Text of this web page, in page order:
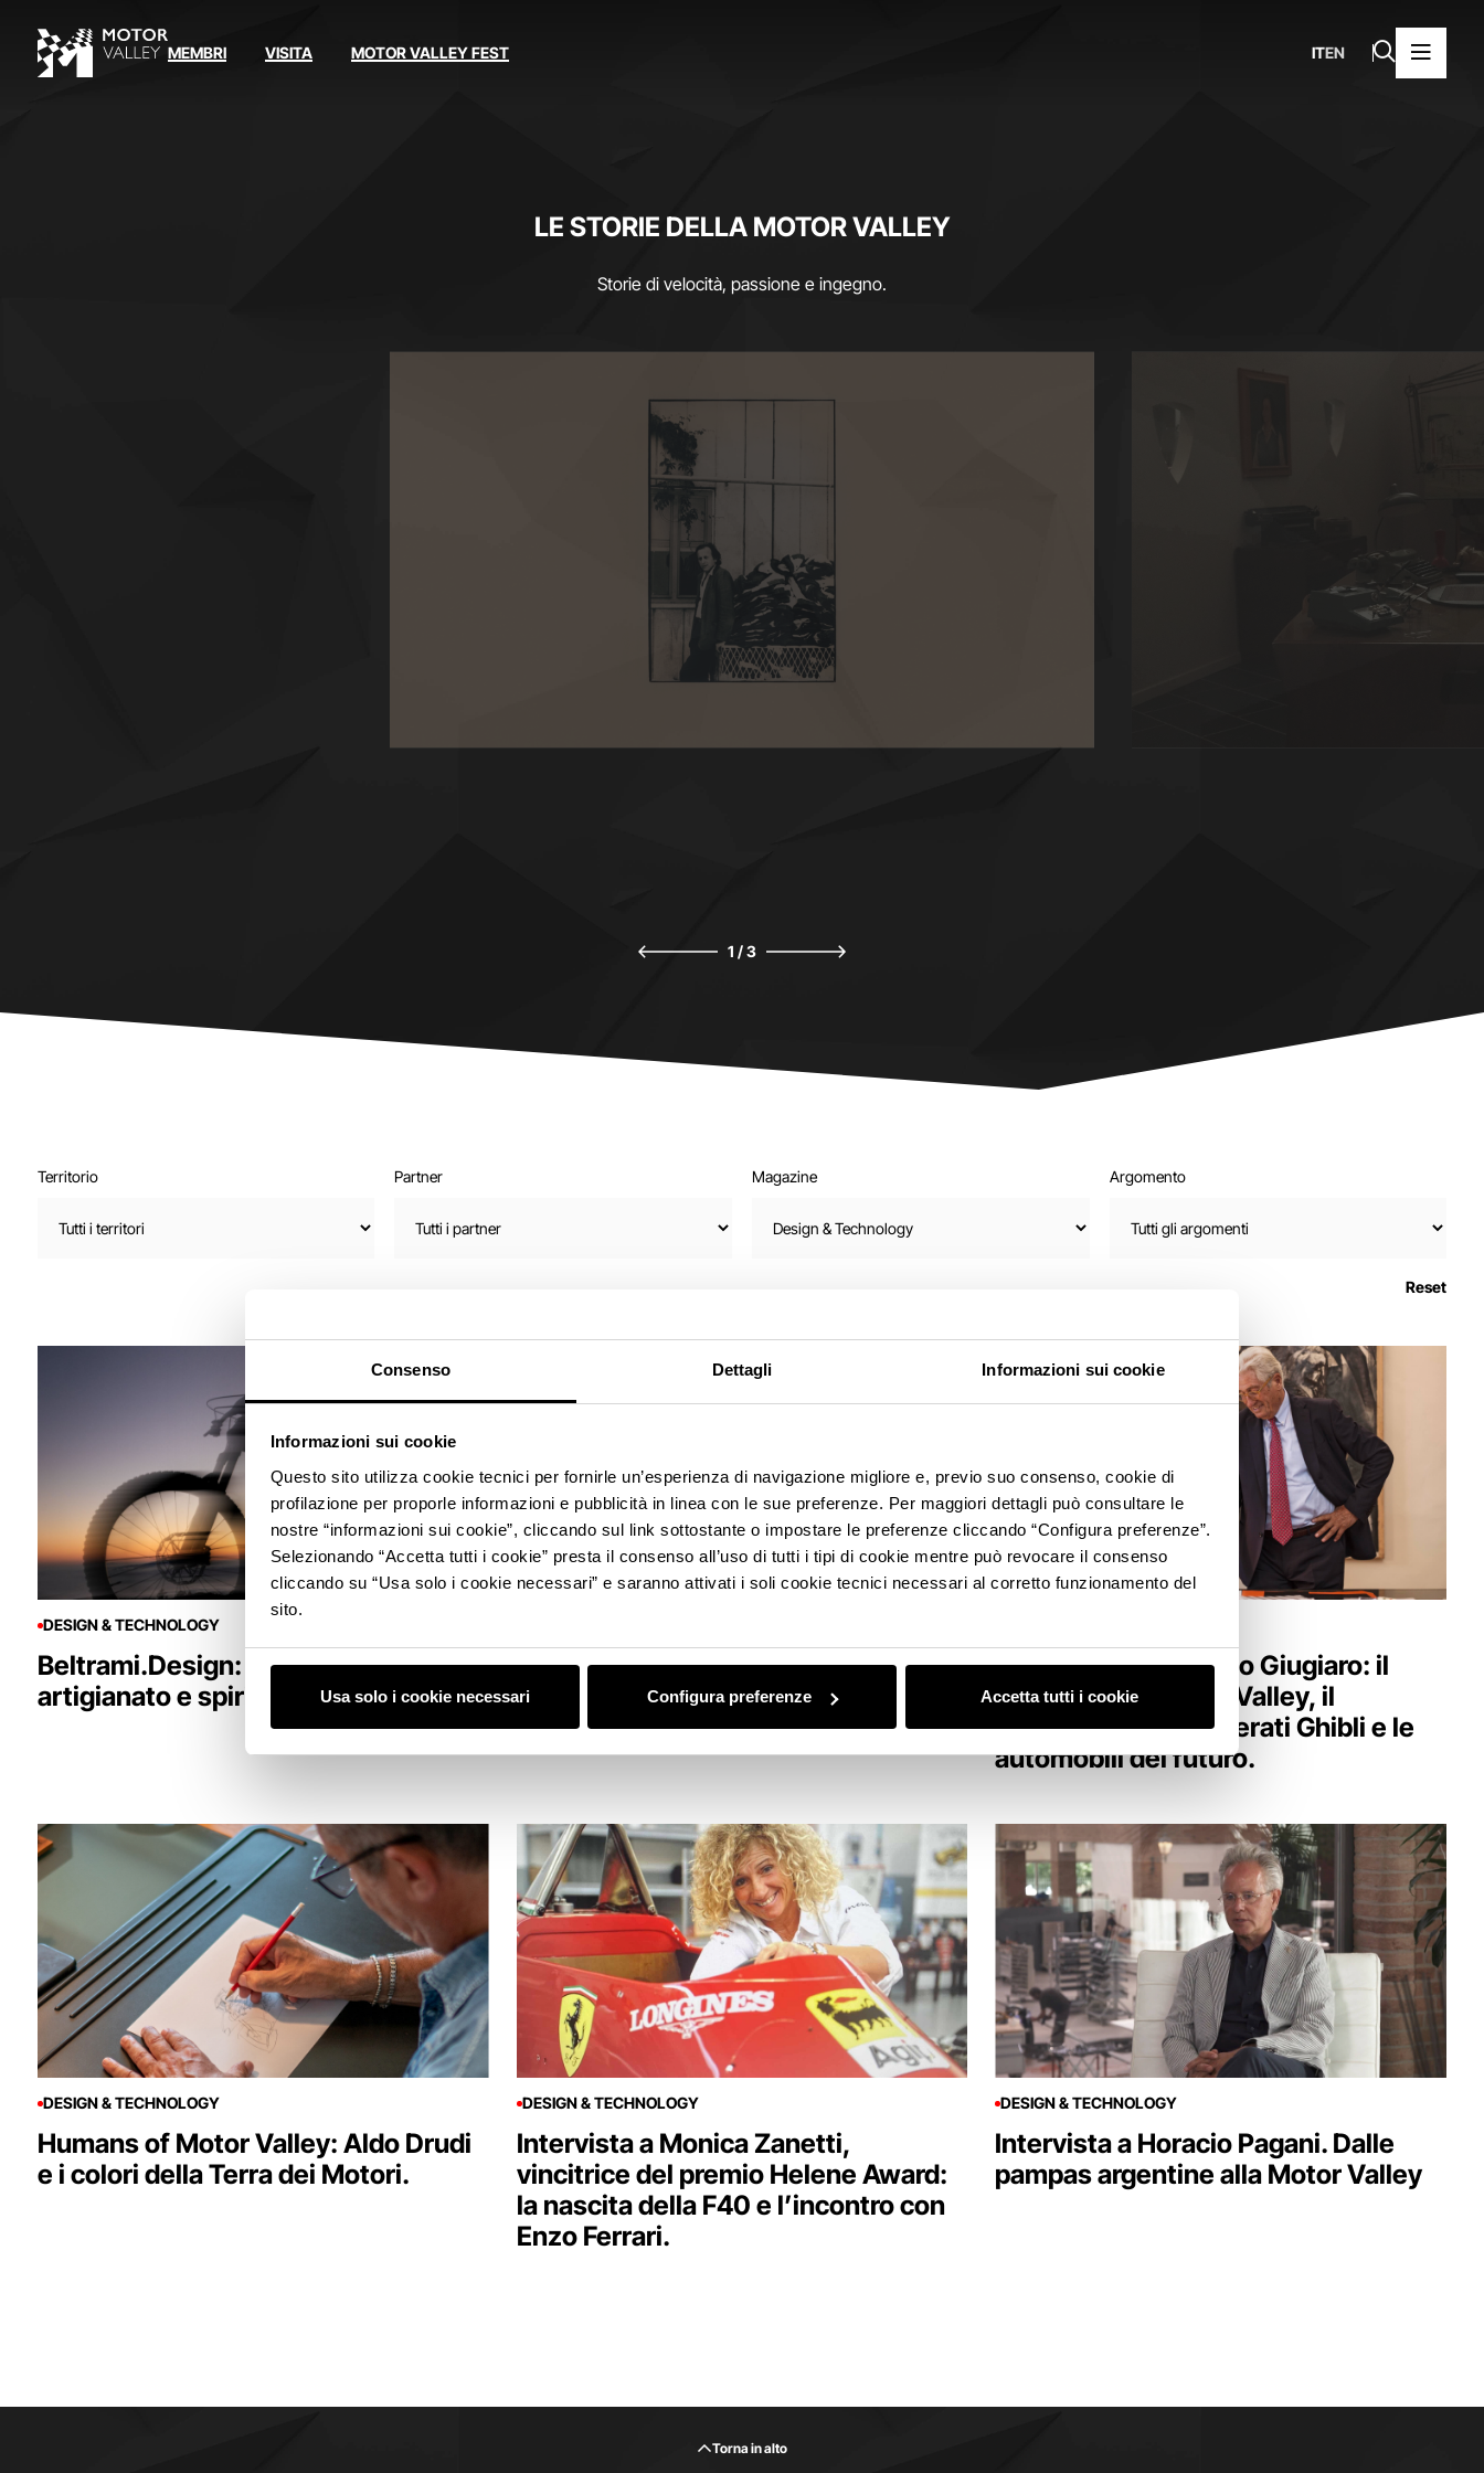
Consenso Dettagli Informazioni sui cookie
Informazioni sui cookie
Questo sito utilizza cookie tecnici per fornirle un’esperienza di navigazione migliore e, previo suo consenso, cookie di
profilazione per proporle informazioni e pubblicità in linea con le sue preferenze. Per maggiori dettagli può consultare le
nostre “informazioni sui cookie”, cliccando sul link sottostante o impostare le preferenze cliccando “Configura preferenze”.
Selezionando “Accetta tutti i cookie” presta il consenso all’uso di tutti i tipi di cookie mentre può revocare il consenso
cliccando su “Usa solo i cookie necessari” e saranno attivati i soli cookie tecnici necessari al corretto funzionamento del
sito.
Usa solo i cookie necessari Configura preferenze Accetta tutti i cookie
MEMBRI VISITA MOTOR VALLEY FEST ITEN
LE STORIE DELLA MOTOR VALLEY
Storie di velocità, passione e ingegno.
1 /3
Territorio Partner Magazine Argomento
Reset
DESIGN & TECHNOLOGY
Beltrami.Design: innovazione,
artigianato e spirito Motor Valley
UniBo Motorsport: intervista agli
studenti della Squadra Corse
dell’Università di Bologna
Intervista a Giorgetto Giugiaro: il
fascino della Motor Valley, il
successo della Maserati Ghibli e le
automobili del futuro.
DESIGN & TECHNOLOGY
Humans of Motor Valley: Aldo Drudi
e i colori della Terra dei Motori.
DESIGN & TECHNOLOGY
Intervista a Monica Zanetti,
vincitrice del premio Helene Award:
la nascita della F40 e l’incontro con
Enzo Ferrari.
DESIGN & TECHNOLOGY
Intervista a Horacio Pagani. Dalle
pampas argentine alla Motor Valley
Torna in alto